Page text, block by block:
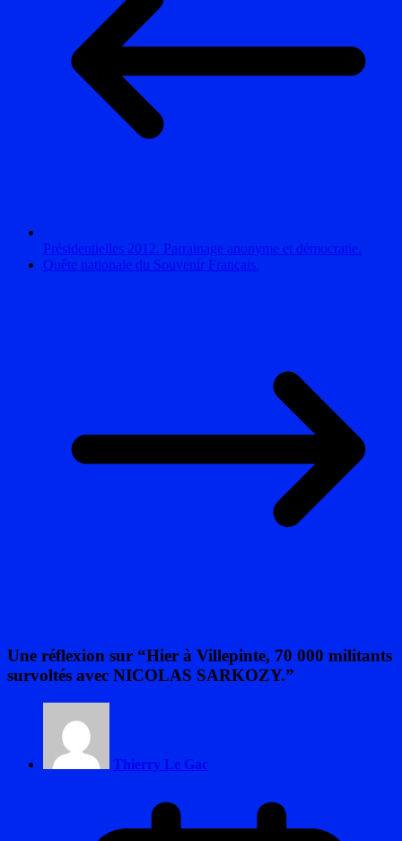
Présidentielles 2012. Parrainage anonyme et démocratie.
Quête nationale du Souvenir Français.
Une réflexion sur “Hier à Villepinte, 70 000 militants
survoltés avec NICOLAS SARKOZY.”
Thierry Le Gac